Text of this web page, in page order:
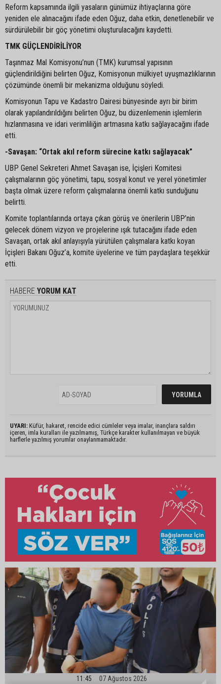
Reform kapsamında ilgili yasaların günümüz ihtiyaçlarına göre
yeniden ele alınacağını ifade eden Oğuz, daha etkin, denetlenebilir ve
sürdürülebilir bir göç yönetimi oluşturulacağını kaydetti.
TMK GÜÇLENDİRİLİYOR
Taşınmaz Mal Komisyonu’nun (TMK) kurumsal yapısının
güçlendirildiğini belirten Oğuz, Komisyonun mülkiyet uyuşmazlıklarının
çözümünde önemli bir mekanizma olduğunu söyledi.
Komisyonun Tapu ve Kadastro Dairesi bünyesinde ayrı bir birim
olarak yapılandırıldığını belirten Oğuz, bu düzenlemenin işlemlerin
hızlanmasına ve idari verimliliğin artmasına katkı sağlayacağını ifade
etti.
-Savaşan: “Ortak akıl reform sürecine katkı sağlayacak”
UBP Genel Sekreteri Ahmet Savaşan ise, İçişleri Komitesi
çalışmalarının göç yönetimi, tapu, sosyal konut ve yerel yönetimler
başta olmak üzere reform çalışmalarına önemli katkı sunduğunu
belirtti.
Komite toplantılarında ortaya çıkan görüş ve önerilerin UBP’nin
gelecek dönem vizyon ve projelerine ışık tutacağını ifade eden
Savaşan, ortak akıl anlayışıyla yürütülen çalışmalara katkı koyan
İçişleri Bakanı Oğuz’a, komite üyelerine ve tüm paydaşlara teşekkür
etti.
HABERE YORUM KAT
UYARI: Küfür, hakaret, rencide edici cümleler veya imalar, inançlara saldırı
içeren, imla kuralları ile yazılmamış, Türkçe karakter kullanılmayan ve büyük
harflerle yazılmış yorumlar onaylanmamaktadır.
11:45 07 Ağustos 2026